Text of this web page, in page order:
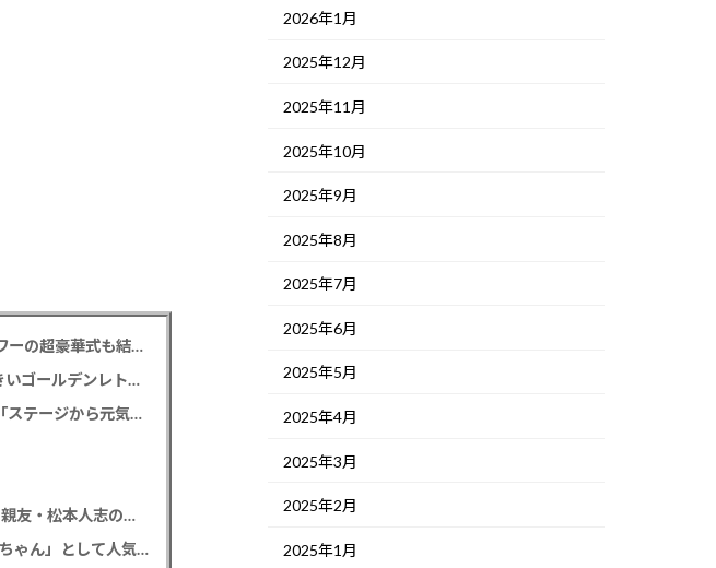
元TBS 山本里菜アナ 「感覚がわからない」離婚コメントに疑問の声… シャンパンタワーの超豪華式も結婚生活は4年半で終止符
M!LK 曽野舜太 「仮面ライダーゼッツ」初共演の今井竜太郎を一言であらわすと「大きいゴールデンレトリバー
堂本光一＆井上芳雄 帝劇の名曲を歌うアリーナツアー開幕、熊本地震の募金箱も設置「ステージから元気を届けられる形になれば」
中居正広氏 「ひそかに被災地支援」か？ 2016年の熊本地震直後には現地で炊き出し 親友・松本人志の闘病に心を痛め、頻繁に連絡も
レインボー 池田直人と結婚の佐藤佳奈アナ AKB48合格、熱烈アイドルオタク「さかなちゃん」として人気に、7月末に読売テレビ退社
2026年1月
2025年12月
2025年11月
2025年10月
2025年9月
2025年8月
2025年7月
2025年6月
2025年5月
2025年4月
2025年3月
2025年2月
2025年1月